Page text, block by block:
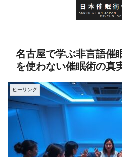
名古屋で学ぶ非言語
を使わない催眠術の真
ヒーリング